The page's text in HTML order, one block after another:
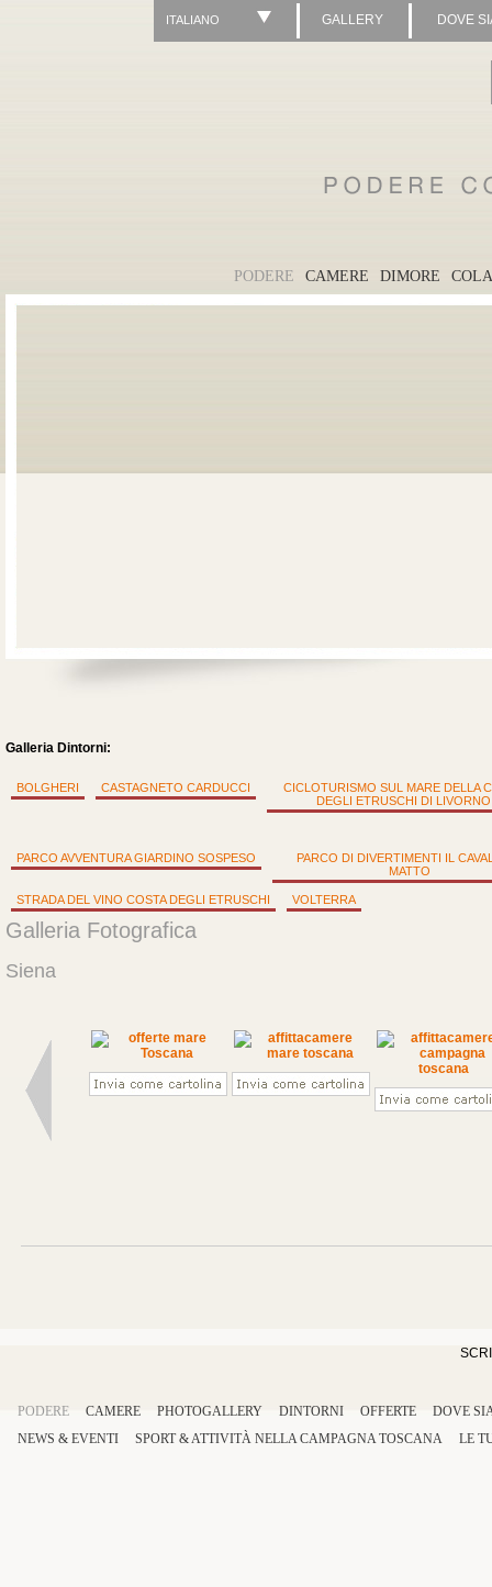
ITALIANO GALLERY DOVE
PODERE CAMERE DIMORE
Galleria Dintorni:
BOLGHERI CASTAGNETO CARDUCCI
CICLOTURISMO SUL MARE DELLA
DEGLI ETRUSCHI DI LIVORNO
PARCO AVVENTURA GIARDINO SOSPESO
PARCO DI DIVERTIMENTI IL
MATTO
STRADA DEL VINO COSTA DEGLI ETRUSCHI VOLTERRA
Galleria Fotografica
Siena
PODERE CAMERE PHOTOGALLERY DINTORNI OFFERTE
DOVE
NEWS & EVENTI
SPORT&ATTIVITÀ NELLACAMPAGNA TOSCANA LE